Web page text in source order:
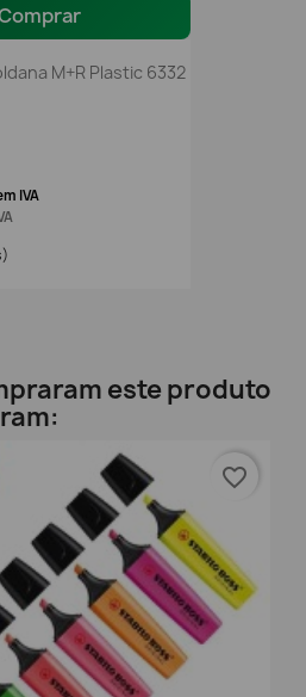
M+R Plastic 6332
IVA
este produto
favorite_border